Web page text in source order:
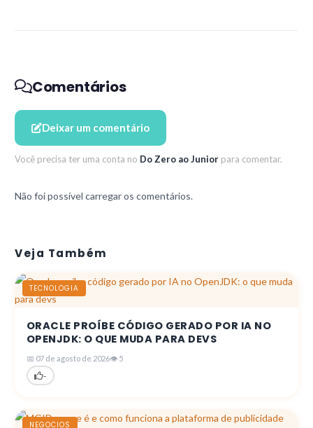
Comentários
Deixar um comentário
Você precisa ter uma conta no Do Zero ao Junior para comentar.
Não foi possível carregar os comentários.
Veja Também
TECNOLOGIA
ORACLE PROÍBE CÓDIGO GERADO POR IA NO
OPENJDK: O QUE MUDA PARA DEVS
📅 07 de agosto de 2026👁 5
-
NEGOCIOS